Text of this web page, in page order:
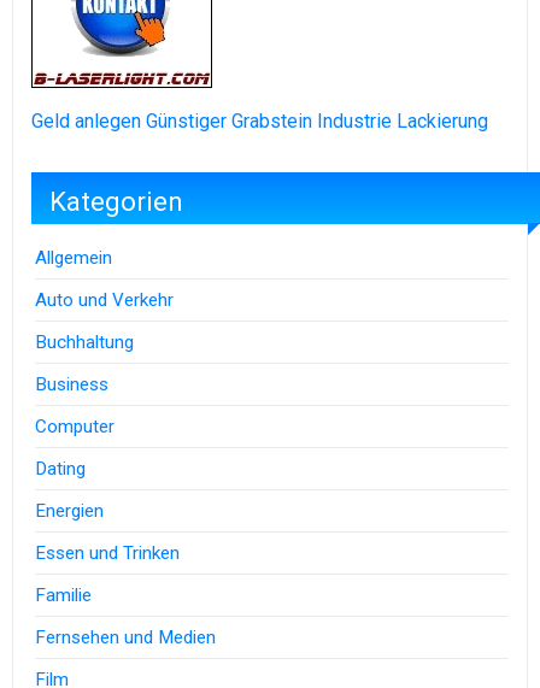
Geld anlegen Günstiger Grabstein Industrie Lackierung
Kategorien
Allgemein
Auto und Verkehr
Buchhaltung
Business
Computer
Dating
Energien
Essen und Trinken
Familie
Fernsehen und Medien
Film